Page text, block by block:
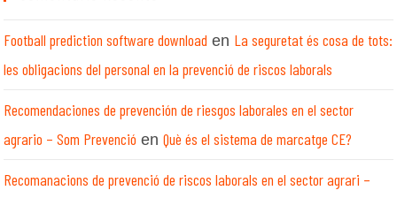
Football prediction software download en La seguretat és cosa de tots:
les obligacions del personal en la prevenció de riscos laborals
Recomendaciones de prevención de riesgos laborales en el sector
agrario – Som Prevenció enQuè és el sistema de marcatge CE?
Recomanacions de prevenció de riscos laborals en el sector agrari –